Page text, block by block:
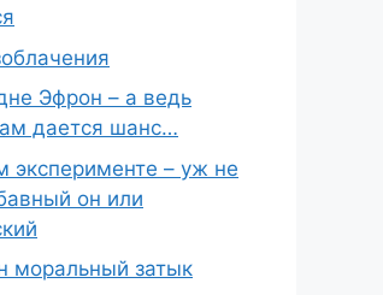
Эфрон – а ведь
дается шанс…
эксперименте – уж не
он или
моральный затык